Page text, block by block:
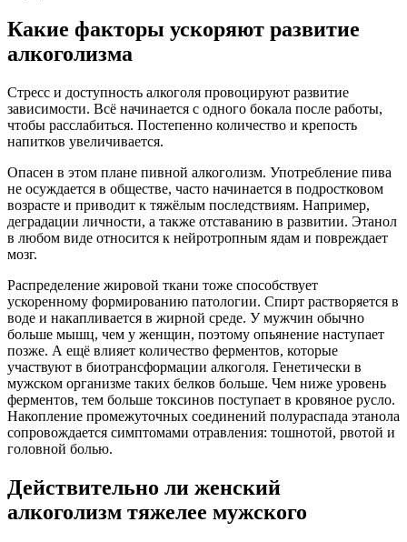
Какие факторы ускоряют развитие
алкоголизма
Стресс и доступность алкоголя провоцируют развитие
зависимости. Всё начинается с одного бокала после работы,
чтобы расслабиться. Постепенно количество и крепость
напитков увеличивается.
Опасен в этом плане пивной алкоголизм. Употребление пива
не осуждается в обществе, часто начинается в подростковом
возрасте и приводит к тяжёлым последствиям. Например,
деградации личности, а также отставанию в развитии. Этанол
в любом виде относится к нейротропным ядам и повреждает
мозг.
Распределение жировой ткани тоже способствует
ускоренному формированию патологии. Спирт растворяется в
воде и накапливается в жирной среде. У мужчин обычно
больше мышц, чем у женщин, поэтому опьянение наступает
позже. А ещё влияет количество ферментов, которые
участвуют в биотрансформации алкоголя. Генетически в
мужском организме таких белков больше. Чем ниже уровень
ферментов, тем больше токсинов поступает в кровяное русло.
Накопление промежуточных соединений полураспада этанола
сопровождается симптомами отравления: тошнотой, рвотой и
головной болью.
Действительно ли женский
алкоголизм тяжелее мужского